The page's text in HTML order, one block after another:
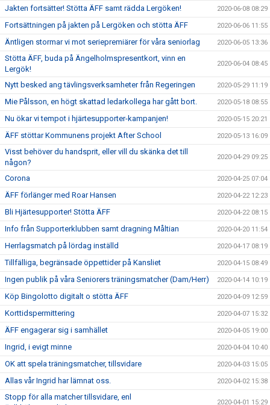
Jakten fortsätter! Stötta ÄFF samt rädda Lergöken! 2020-06-08 08:29
Fortsättningen på jakten på Lergöken och stötta ÄFF 2020-06-06 11:55
Äntligen stormar vi mot seriepremiärer för våra seniorlag 2020-06-05 13:36
Stötta ÄFF, buda på Ängelholmspresentkort, vinn en
Lergök!
2020-06-04 08:45
Nytt besked ang tävlingsverksamheter från Regeringen 2020-05-29 11:19
Mie Pålsson, en högt skattad ledarkollega har gått bort. 2020-05-18 08:55
Nu ökar vi tempot i hjärtesupporter-kampanjen! 2020-05-15 20:21
ÄFF stöttar Kommunens projekt After School 2020-05-13 16:09
Visst behöver du handsprit, eller vill du skänka det till
någon?
2020-04-29 09:25
Corona 2020-04-25 07:04
ÄFF förlänger med Roar Hansen 2020-04-22 12:23
Bli Hjärtesupporter! Stötta ÄFF 2020-04-22 08:15
Info från Supporterklubben samt dragning Måltian 2020-04-20 11:54
Herrlagsmatch på lördag inställd 2020-04-17 08:19
Tillfälliga, begränsade öppettider på Kansliet 2020-04-15 08:49
Ingen publik på våra Seniorers träningsmatcher (Dam/Herr) 2020-04-14 10:19
Köp Bingolotto digitalt o stötta ÄFF 2020-04-09 12:59
Korttidspermittering 2020-04-07 15:32
ÄFF engagerar sig i samhället 2020-04-05 19:00
Ingrid, i evigt minne 2020-04-04 10:40
OK att spela träningsmatcher, tillsvidare 2020-04-03 15:05
Allas vår Ingrid har lämnat oss. 2020-04-02 15:38
Stopp för alla matcher tillsvidare, enl
2020-04-01 15:29